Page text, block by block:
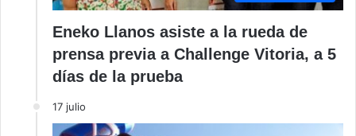
Eneko Llanos asiste a la rueda de
prensa previa a Challenge Vitoria, a 5
días de la prueba
17 julio